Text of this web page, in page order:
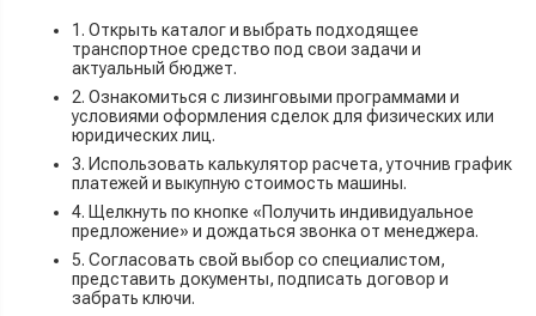
1. Открыть каталог и выбрать подходящее
транспортное средство под свои задачи и
актуальный бюджет.
2. Ознакомиться с лизинговыми программами и
условиями оформления сделок для физических или
юридических лиц.
3. Использовать калькулятор расчета, уточнив график
платежей и выкупную стоимость машины.
4. Щелкнуть по кнопке «Получить индивидуальное
предложение» и дождаться звонка от менеджера.
5. Согласовать свой выбор со специалистом,
представить документы, подписать договор и
забрать ключи.